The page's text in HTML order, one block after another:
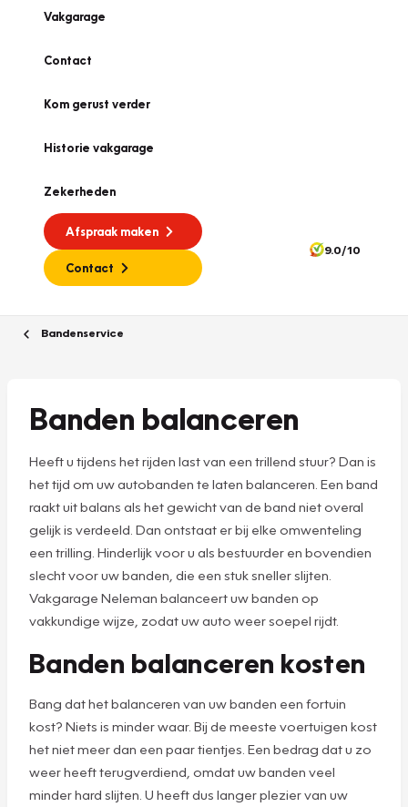
Vakgarage
Contact
Kom gerust verder
Historie vakgarage
Zekerheden
Afspraak maken
Contact
9.0/10
Bandenservice
Banden balanceren
Heeft u tijdens het rijden last van een trillend stuur? Dan is
het tijd om uw autobanden te laten balanceren. Een band
raakt uit balans als het gewicht van de band niet overal
gelijk is verdeeld. Dan ontstaat er bij elke omwenteling
een trilling. Hinderlijk voor u als bestuurder en bovendien
slecht voor uw banden, die een stuk sneller slijten.
Vakgarage Neleman balanceert uw banden op
vakkundige wijze, zodat uw auto weer soepel rijdt.
Banden balanceren kosten
Bang dat het balanceren van uw banden een fortuin
kost? Niets is minder waar. Bij de meeste voertuigen kost
het niet meer dan een paar tientjes. Een bedrag dat u zo
weer heeft terugverdiend, omdat uw banden veel
minder hard slijten. U heeft dus langer plezier van uw